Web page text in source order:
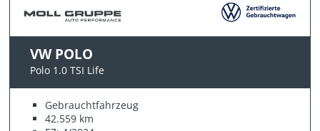
VW POLO
Polo 1.0 TSI Life
Gebrauchtfahrzeug
42.559 km